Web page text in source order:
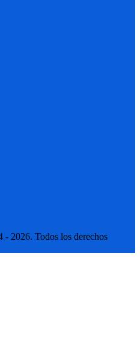
2026. Todos los derechos